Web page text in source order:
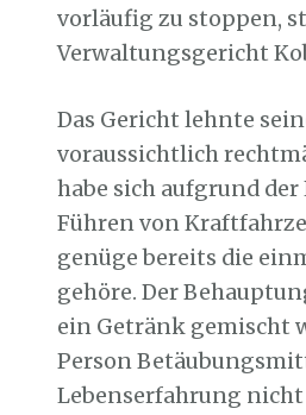
vorläufig zu stoppen,
Verwaltungsgericht
Das Gericht lehnte
voraussichtlich
habe sich aufgrund
Führen von
genüge bereits die
gehöre. Der
ein Getränk gemischt
Person
Lebenserfahrung